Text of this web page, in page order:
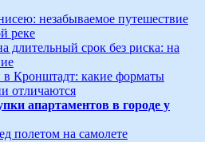
незабываемое путешествие
реке
длительный срок без риска: на
в Кронштадт: какие форматы
отличаются
апартаментов в городе у
полетом на самолете